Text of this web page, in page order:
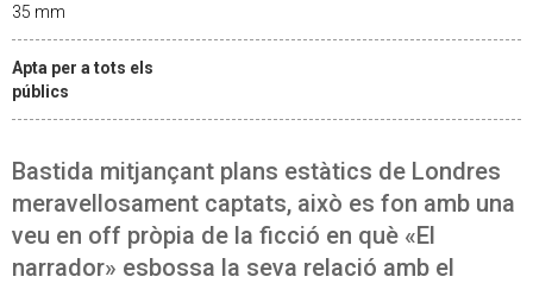
35 mm
Apta per a tots els
públics
Bastida mitjançant plans estàtics de Londres
meravellosament captats, això es fon amb una
veu en off pròpia de la ficció en què «El
narrador» esbossa la seva relació amb el